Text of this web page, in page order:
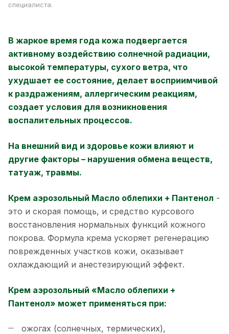
специалиста.
В жаркое время года кожа подвергается
активному воздействию солнечной радиации,
высокой температуры, сухого ветра, что
ухудшает ее состояние, делает восприимчивой
к раздражениям, аллергическим реакциям,
создает условия для возникновения
воспалительных процессов.
На внешний вид и здоровье кожи влияют и
другие факторы – нарушения обмена веществ,
татуаж, травмы.
Крем аэрозольный Масло облепихи + Пантенол -
это и скорая помощь, и средство курсового
восстановления нормальных функций кожного
покрова. Формула крема ускоряет регенерацию
поврежденных участков кожи, оказывает
охлаждающий и анестезирующий эффект.
Крем аэрозольный «Масло облепихи +
Пантенол» может применяться при:
ожогах (солнечных, термических),